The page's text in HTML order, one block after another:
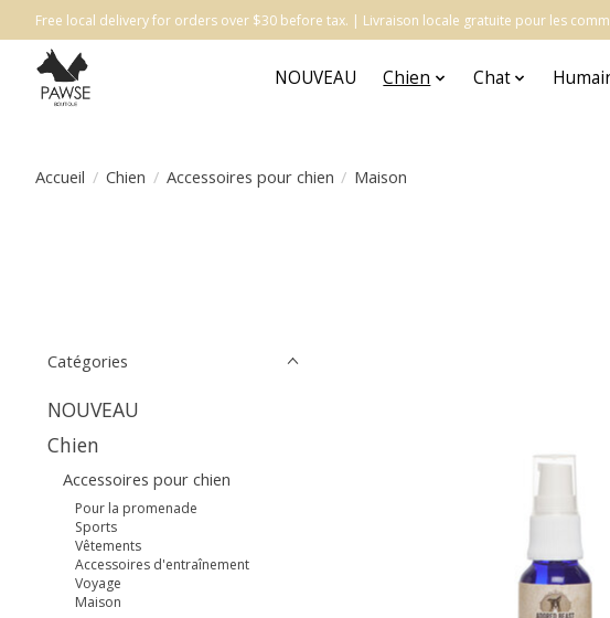
Free local delivery for orders over $30 before tax. | Livraison locale gratuite pour les
NOUVEAU Chien Chat
Accueil / Chien / Accessoires pour chien / Maison
Catégories
NOUVEAU
Chien
Accessoires pour chien
Pour la promenade
Sports
Vêtements
Accessoires d'entraînement
Voyage
Maison